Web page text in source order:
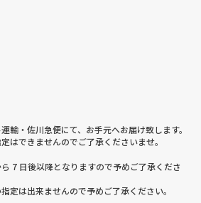
輸・佐川急便にて、お手元へお届け致します。
はできませんのでご了承くださいませ。
7 日後以降となりますので予めご了承くださ
定は出来ませんので予めご了承ください。